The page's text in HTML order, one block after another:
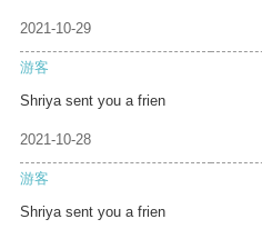
2021-10-29
游客
Shriya sent you a frien
2021-10-28
游客
Shriya sent you a frien